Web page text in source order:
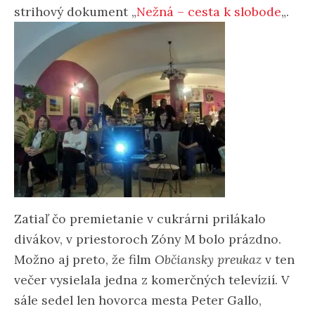
strihový dokument „Nežná – cesta k slobode„.
Zatiaľ čo premietanie v cukrárni prilákalo
divákov, v priestoroch Zóny M bolo prázdno.
Možno aj preto, že film Občiansky preukaz v ten
večer vysielala jedna z komerčných televízií. V
sále sedel len hovorca mesta Peter Gallo,